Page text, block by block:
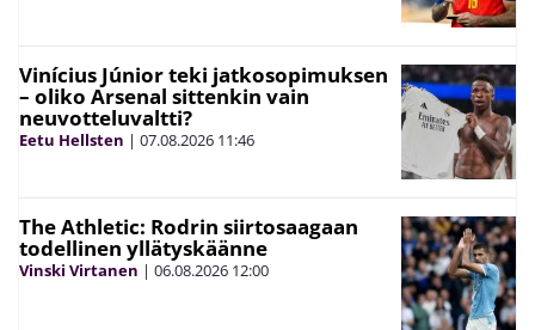
Vinícius Júnior teki jatkosopimuksen
– oliko Arsenal sittenkin vain
neuvotteluvaltti?
Eetu Hellsten | 07.08.2026 11:46
The Athletic: Rodrin siirtosaagaan
todellinen yllätyskäänne
Vinski Virtanen | 06.08.2026 12:00